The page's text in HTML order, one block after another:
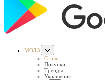
МОДА
Стиль
Покупки
Тренды
Украшения